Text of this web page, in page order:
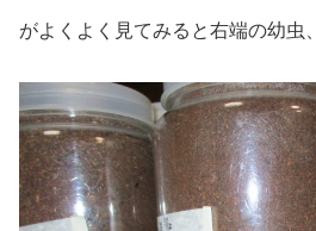
がよくよく見てみると右端の幼虫、